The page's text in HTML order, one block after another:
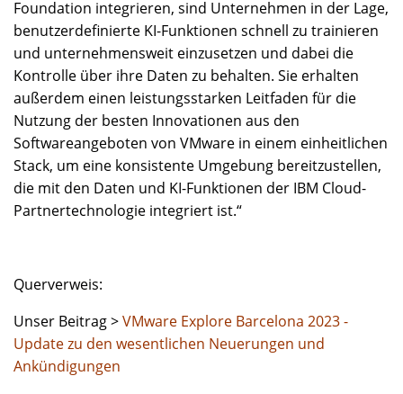
Foundation integrieren, sind Unternehmen in der Lage,
benutzerdefinierte KI-Funktionen schnell zu trainieren
und unternehmensweit einzusetzen und dabei die
Kontrolle über ihre Daten zu behalten. Sie erhalten
außerdem einen leistungsstarken Leitfaden für die
Nutzung der besten Innovationen aus den
Softwareangeboten von VMware in einem einheitlichen
Stack, um eine konsistente Umgebung bereitzustellen,
die mit den Daten und KI-Funktionen der IBM Cloud-
Partnertechnologie integriert ist.“
Querverweis:
Unser Beitrag >VMware Explore Barcelona 2023 -
Update zu den wesentlichen Neuerungen und
Ankündigungen